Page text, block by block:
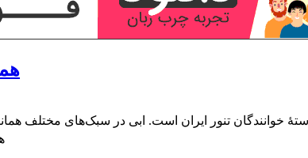
خوانندگان تنور ایران است. ابی در سبک‌های مختلف